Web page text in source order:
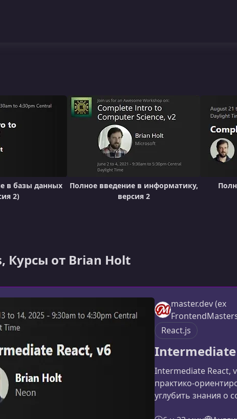
в базы данных
2)
Полное введение в информатику,
версия 2
Курсы от Brian Holt
master.dev (ex
React.js
Intermediate
Intermediate React,
углубить знания о
19 и научит